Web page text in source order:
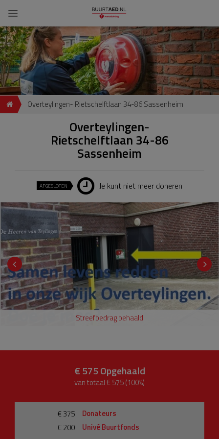
Overteylingen- Rietschelftlaan 34-86 Sassenheim
Overteylingen-
Rietschelftlaan 34-86
Sassenheim
AFGESLOTEN Je kunt niet meer doneren
Streefbedrag behaald
€ 575Opgehaald
van totaal € 575 (100%)
€ 375
Donateurs
€ 200
Univé Buurtfonds